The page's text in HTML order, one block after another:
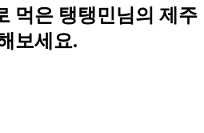
먹은 탱탱민님의 제주
보세요.